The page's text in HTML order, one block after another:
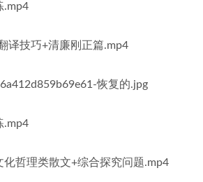
.mp4
译技巧+清廉刚正篇.mp4
恢复的.jpg
.mp4
化哲理类散文+综合探究问题.mp4